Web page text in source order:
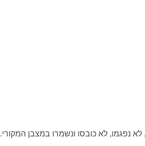
נפגמו, לא כובסו ונשמרו במצבן המקורי.